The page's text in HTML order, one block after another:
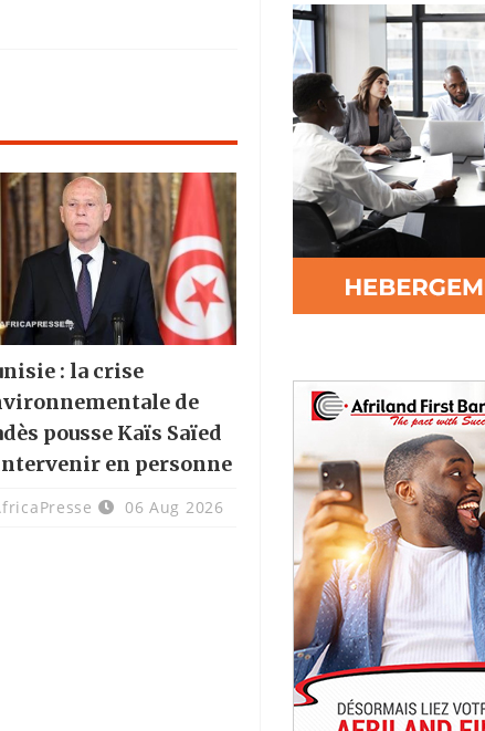
: la crise
de
pousse Kaïs Saïed
en personne
06 Aug 2026